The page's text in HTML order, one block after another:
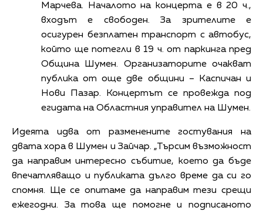
Марчева. Началото на концерта е в 20 ч.,
входът е свободен. За зрителите е
осигурен безплатен транспорт с автобус,
който ще потегли в 19 ч. от паркинга пред
Община Шумен. Организаторите очакват
публика от още две общини – Каспичан и
Нови Пазар. Концертът се провежда под
егидата на Областния управител на Шумен.
Идеята идва от разменените гостувания на
двата хора в Шумен и Зайчар. „Търсим възможност
да направим интересно събитие, което да бъде
впечатляващо и публиката дълго време да си го
спомня. Ще се опитаме да направим тези срещи
ежегодни. За това ще помогне и подписаното